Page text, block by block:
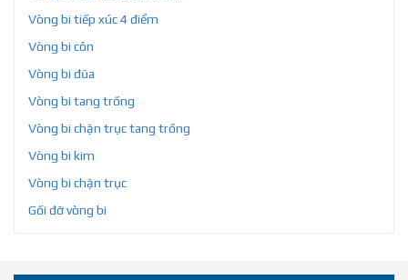
Vòng bi tiếp xúc 4 điểm
Vòng bi côn
Vòng bi đũa
Vòng bi tang trống
Vòng bi chặn trục tang trống
Vòng bi kim
Vòng bi chặn trục
Gối đỡ vòng bi